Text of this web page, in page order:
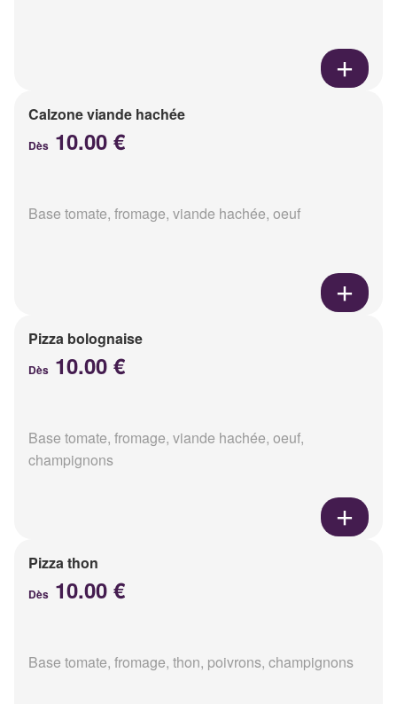
Calzone viande hachée
Dès 10.00 €
Base tomate, fromage, viande hachée, oeuf
Pizza bolognaise
Dès 10.00 €
Base tomate, fromage, viande hachée, oeuf,
champignons
Pizza thon
Dès 10.00 €
Base tomate, fromage, thon, poivrons, champignons